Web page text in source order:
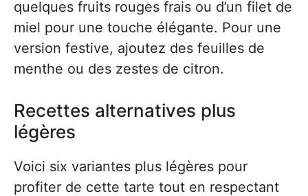
quelques fruits rouges frais ou d’un filet de
miel pour une touche élégante. Pour une
version festive, ajoutez des feuilles de
menthe ou des zestes de citron.
Recettes alternatives plus
légères
Voici six variantes plus légères pour
profiter de cette tarte tout en respectant